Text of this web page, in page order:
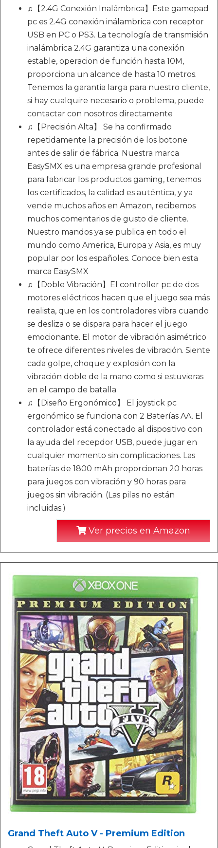
♫【2.4G Conexión Inalámbrica】Este gamepad
pc es 2.4G conexión inálambrica con receptor
USB en PC o PS3. La tecnología de transmisión
inalámbrica 2.4G garantiza una conexión
estable, operacion de función hasta 10M,
proporciona un alcance de hasta 10 metros.
Tenemos la garantia larga para nuestro cliente,
si hay cualquire necesario o problema, puede
contactar con nosotros directamente
♫【Precisión Alta】 Se ha confirmado
repetidamente la precisión de los botone
antes de salir de fábrica. Nuestra marca
EasySMX es una empresa grande profesional
para fabricar los productos gaming, tenemos
los certificados, la calidad es auténtica, y ya
vende muchos años en Amazon, recibemos
muchos comentarios de gusto de cliente.
Nuestro mandos ya se publica en todo el
mundo como America, Europa y Asia, es muy
popular por los españoles. Conoce bien esta
marca EasySMX
♫【Doble Vibración】El controller pc de dos
motores eléctricos hacen que el juego sea más
realista, que en los controladores vibra cuando
se desliza o se dispara para hacer el juego
emocionante. El motor de vibración asimétrico
te ofrece diferentes niveles de vibración. Siente
cada golpe, choque y explosión con la
vibración doble de la mano como si estuvieras
en el campo de batalla
♫【Diseño Ergonómico】 El joystick pc
ergonómico se funciona con 2 Baterías AA. El
controlador está conectado al dispositivo con
la ayuda del recepdor USB, puede jugar en
cualquier momento sin complicaciones. Las
baterías de 1800 mAh proporcionan 20 horas
para juegos con vibración y 90 horas para
juegos sin vibración. (Las pilas no están
incluidas.)
Ver precios en Amazon
Grand Theft Auto V - Premium Edition